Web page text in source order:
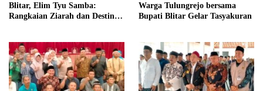
Blitar, Elim Tyu Samba:
Rangkaian Ziarah dan Destinasi
Warga Tulungrejo bersama
Bupati Blitar Gelar Tasyakuran